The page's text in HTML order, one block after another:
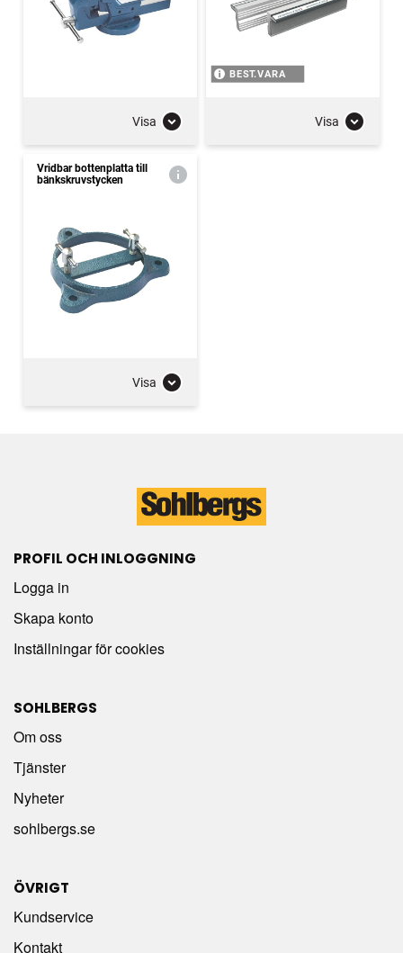
Visa
BEST.VARA
Visa
Vridbar bottenplatta till
bänkskruvstycken
Visa
PROFIL OCH INLOGGNING
Logga in
Skapa konto
Inställningar för cookies
SOHLBERGS
Om oss
Tjänster
Nyheter
sohlbergs.se
ÖVRIGT
Kundservice
Kontakt